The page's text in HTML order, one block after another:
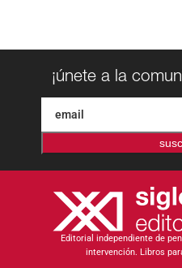
¡únete a la
Editorial independiente de
intervención. Libros